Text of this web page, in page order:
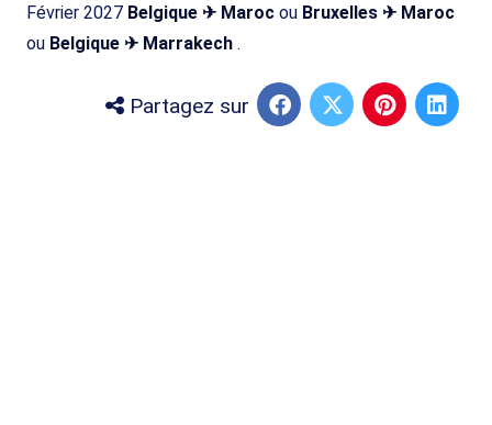
Février 2027 Belgique ✈ Maroc ou Bruxelles ✈ Maroc
ou Belgique ✈ Marrakech .
Partagez sur